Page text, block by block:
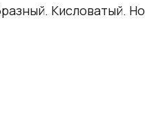
Кисловатый. Но